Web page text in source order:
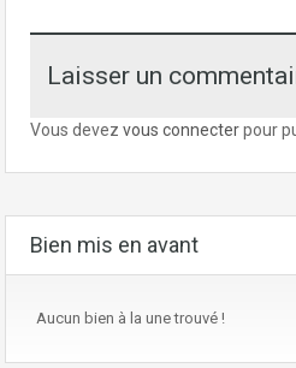
Laisser un
Vous devez vous connecterpour
Bien mis en avant
Aucun bien à la une trouvé !